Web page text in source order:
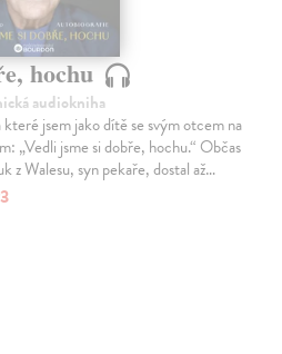
hochu
audiokniha
jsem jako dítě se svým otcem na
„Vedli jsme si dobře, hochu.“ Občas
z Walesu, syn pekaře, dostal až…